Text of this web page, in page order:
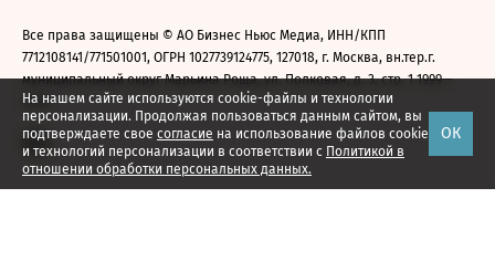
На нашем сайте используются cookie-файлы и технологии
персонализации. Продолжая пользоваться данным сайтом, вы
подтверждаете свое согласие на использование файлов cookie
и технологий персонализации в соответствии с Политикой в
отношении обработки персональных данных.
ОК
Все права защищены © АО Бизнес Ньюс Медиа, ИНН/КПП
7712108141/771501001, ОГРН 1027739124775, 127018, г. Москва, вн.тер.г.
муниципальный округ Марьина Роща, ул. Полковая, д. 3, стр. 1 1999—
2026